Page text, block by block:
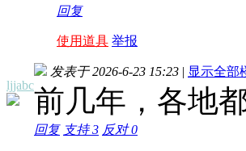
回复
使用道具 举报
ljjabc
发表于 2026-6-23 15:23 | 显示全部
前几年，各地
回复 支持3 反对0